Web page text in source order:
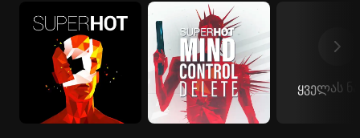
ყველას